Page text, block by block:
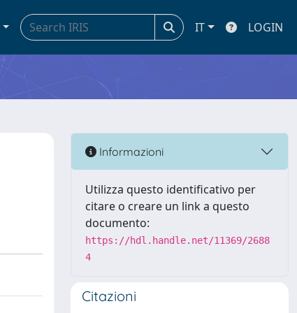
IT LOGIN
Informazioni
Utilizza questo identificativo per
citare o creare un link a questo
documento:
https://hdl.handle.net/11369/2688
4
Citazioni